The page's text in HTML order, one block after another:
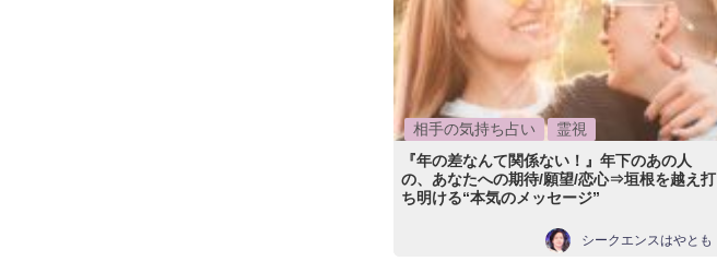
相手の気持ち占い
霊視
『年の差なんて関係ない！』年下のあの人
の、あなたへの期待/願望/恋心⇒垣根を越え打
ち明ける“本気のメッセージ”
シークエンスはやとも